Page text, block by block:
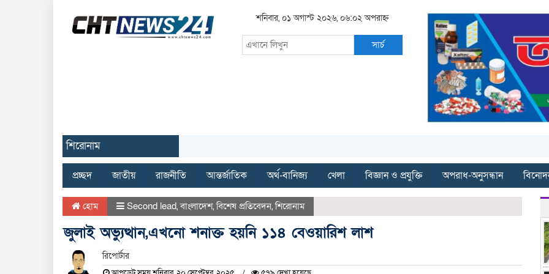
শনিবার, ০১ অগাস্ট ২০২৬, ০৬:০২ অপরাহ্ন
সার্চ
শিরোনাম
প্রচ্ছদ জাতীয় রাজনীতি আন্তর্জাতিক অর্থ-বানিজ্য খেলা বিজ্ঞান ও প্রযুক্তি অপরাধ-অনুসন্ধান
হোম Second lead,বাংলাদেশ,বিশেষ প্রতিবেদন,শিরোনাম
জুলাই অভ্যুত্থান,এখনো শনাক্ত হয়নি ১১৪ বেওয়ারিশ লাশ
রিপোর্টার